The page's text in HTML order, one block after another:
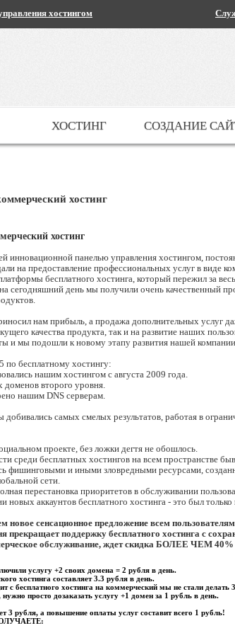
хостингом
ХОСТИНГ СОЗДАНИЕ
хостинг
хостинг
инновационной панелью управления хостингом,
на предоставление профессиональных услуг в виде
бесплатного хостинга, который пережил за
сегодняшний день мы получили очень качественный
нам прибыль, а продажа дополнительных услуг
качества продукта, так и на развитие наших
и мы подошли к новому этапу развития нашей
по бесплатному хостингу:
нашим хостингом с августа 2009 года.
доменов второго уровня.
нашим DNS серверам.
самых смелых результатов, работая в
проекте, без ложки дегтя не обошлось.
среди бесплатных хостингов на всем пространстве
фишинговыми и иными зловредными ресурсами,
сети.
перестановка приоритетов в обслуживании
новых аккаунтов бесплатного хостинга - это был
новое сенсационное предложение всем
поддержку бесплатного хостинга с
обслуживание, ждет скидка БОЛЕЕ ЧЕМ
услугу +2 своих домена = 2 рубля в день.
хостинга составляет 3.3 рубля в день.
с бесплатного хостинга на коммерческий мы не стали делать
просто дозаказать услугу +1 домен за 1 рубль в день.
3 рубля, а повышение оплаты услуг составит всего 1 рубль!